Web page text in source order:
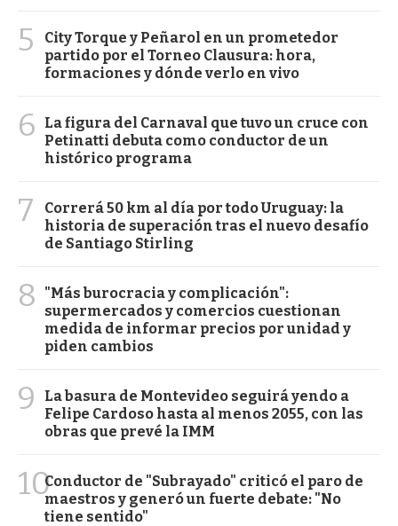
5
City Torque y Peñarol en un prometedor
partido por el Torneo Clausura: hora,
formaciones y dónde verlo en vivo
6
La figura del Carnaval que tuvo un cruce con
Petinatti debuta como conductor de un
histórico programa
7
Correrá 50 km al día por todo Uruguay: la
historia de superación tras el nuevo desafío
de Santiago Stirling
8
"Más burocracia y complicación":
supermercados y comercios cuestionan
medida de informar precios por unidad y
piden cambios
9
La basura de Montevideo seguirá yendo a
Felipe Cardoso hasta al menos 2055, con las
obras que prevé la IMM
10Conductor de "Subrayado" criticó el paro de
maestros y generó un fuerte debate: "No
tiene sentido"